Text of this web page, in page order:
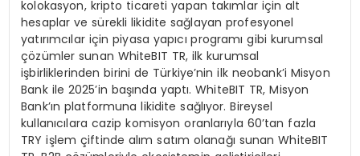
kolokasyon, kripto ticareti yapan takımlar için alt
hesaplar ve sürekli likidite sağlayan profesyonel
yatırımcılar için piyasa yapıcı programı gibi kurumsal
çözümler sunan WhiteBIT TR, ilk kurumsal
işbirliklerinden birini de Türkiye’nin ilk neobank’i Misyon
Bank ile 2025’in başında yaptı. WhiteBIT TR, Misyon
Bank’ın platformuna likidite sağlıyor. Bireysel
kullanıcılara cazip komisyon oranlarıyla 60’tan fazla
TRY işlem çiftinde alım satım olanağı sunan WhiteBIT